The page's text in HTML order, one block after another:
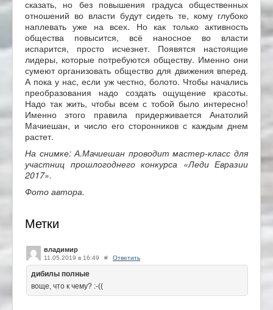
сказать, но без повышения градуса общественных
отношений во власти будут сидеть те, кому глубоко
наплевать уже на всех. Но как только активность
общества повысится, всё наносное во власти
испарится, просто исчезнет. Появятся настоящие
лидеры, которые потребуются обществу. Именно они
сумеют организовать общество для движения вперед.
А пока у нас, если уж честно, болото. Чтобы начались
преобразования надо создать ощущение красоты.
Надо так жить, чтобы всем с тобой было интересно!
Именно этого правила придерживается Анатолий
Мачиешан, и число его сторонников с каждым днем
растет.
На снимке: А.Мачиешан проводит мастер-класс для
участниц прошлогоднего конкурса «Леди Евразии
2017».
Фото автора.
Метки
владимир
11.05.2019 в 16:49 # Ответить
дибилы полные
воще, что к чему? :-((